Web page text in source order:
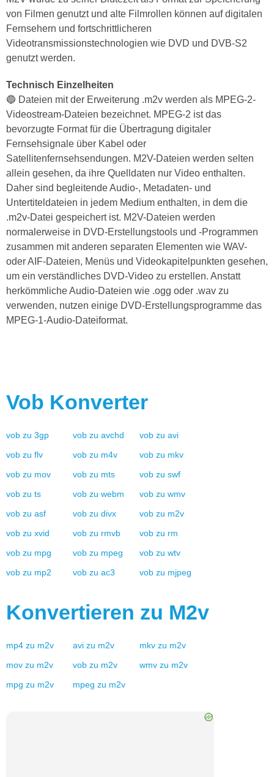
von Filmen genutzt und alte Filmrollen können auf digitalen
Fernsehern und fortschrittlicheren
Videotransmissionstechnologien wie DVD und DVB-S2
genutzt werden.
Technisch Einzelheiten
🔵 Dateien mit der Erweiterung .m2v werden als MPEG-2-
Videostream-Dateien bezeichnet. MPEG-2 ist das
bevorzugte Format für die Übertragung digitaler
Fernsehsignale über Kabel oder
Satellitenfernsehsendungen. M2V-Dateien werden selten
allein gesehen, da ihre Quelldaten nur Video enthalten.
Daher sind begleitende Audio-, Metadaten- und
Untertiteldateien in jedem Medium enthalten, in dem die
.m2v-Datei gespeichert ist. M2V-Dateien werden
normalerweise in DVD-Erstellungstools und -Programmen
zusammen mit anderen separaten Elementen wie WAV-
oder AIF-Dateien, Menüs und Videokapitelpunkten gesehen,
um ein verständliches DVD-Video zu erstellen. Anstatt
herkömmliche Audio-Dateien wie .ogg oder .wav zu
verwenden, nutzen einige DVD-Erstellungsprogramme das
MPEG-1-Audio-Dateiformat.
Vob Konverter
vob zu 3gp vob zu avchd vob zu avi
vob zu flv vob zu m4v vob zu mkv
vob zu mov vob zu mts vob zu swf
vob zu ts vob zu webm vob zu wmv
vob zu asf vob zu divx vob zu m2v
vob zu xvid vob zu rmvb vob zu rm
vob zu mpg vob zu mpeg vob zu wtv
vob zu mp2 vob zu ac3 vob zu mjpeg
Konvertieren zu M2v
mp4 zu m2v avi zu m2v mkv zu m2v
mov zu m2v vob zu m2v wmv zu m2v
mpg zu m2v mpeg zu m2v